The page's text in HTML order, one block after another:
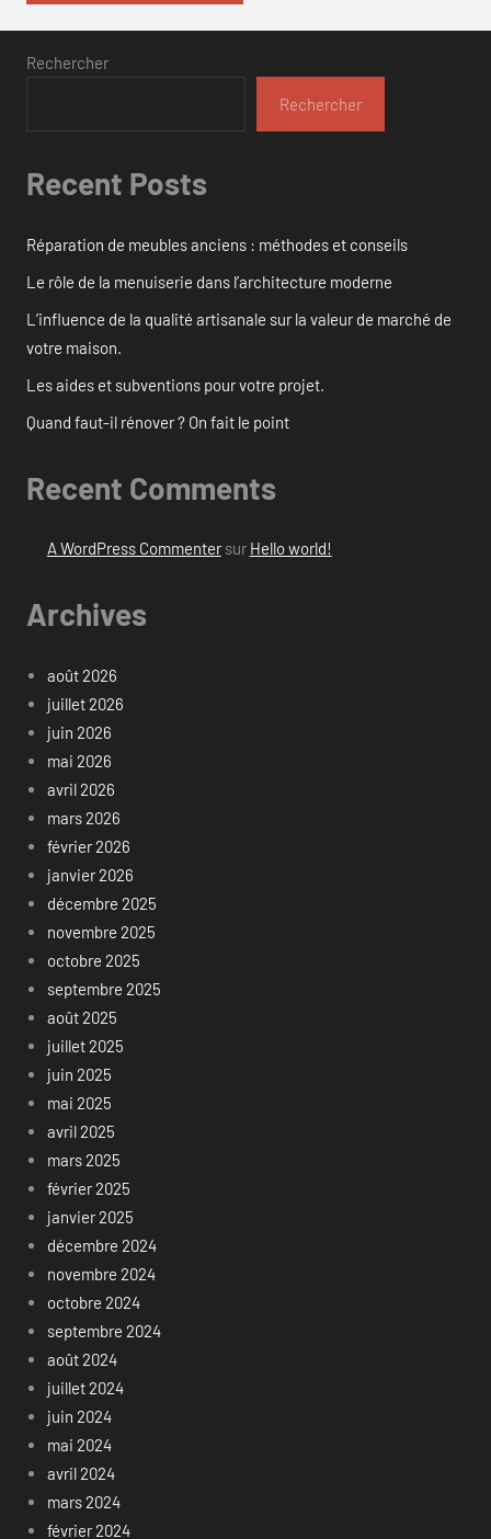
Rechercher
Rechercher
Recent Posts
Réparation de meubles anciens : méthodes et conseils
Le rôle de la menuiserie dans l’architecture moderne
L’influence de la qualité artisanale sur la valeur de marché de
votre maison.
Les aides et subventions pour votre projet.
Quand faut-il rénover ? On fait le point
Recent Comments
A WordPress Commentersur Hello world!
Archives
août 2026
juillet 2026
juin 2026
mai 2026
avril 2026
mars 2026
février 2026
janvier 2026
décembre 2025
novembre 2025
octobre 2025
septembre 2025
août 2025
juillet 2025
juin 2025
mai 2025
avril 2025
mars 2025
février 2025
janvier 2025
décembre 2024
novembre 2024
octobre 2024
septembre 2024
août 2024
juillet 2024
juin 2024
mai 2024
avril 2024
mars 2024
février 2024